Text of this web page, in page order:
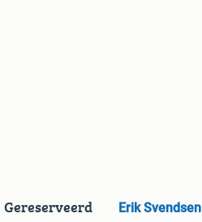
Gereserveerd Erik Svendsen